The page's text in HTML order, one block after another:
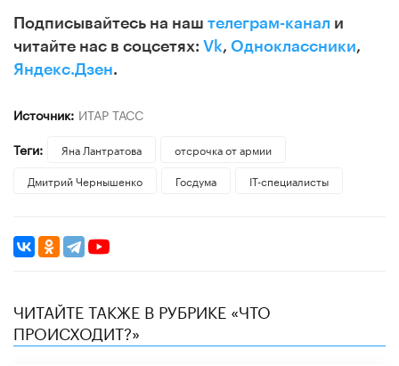
Подписывайтесь на наш телеграм-канал и
читайте нас в соцсетях: Vk, Одноклассники,
Яндекс.Дзен.
Источник: ИТАР ТАСС
Теги:
Яна Лантратова
отсрочка от армии
Дмитрий Чернышенко
Госдума IT-специалисты
ЧИТАЙТЕ ТАКЖЕ В РУБРИКЕ «ЧТО
ПРОИСХОДИТ?»